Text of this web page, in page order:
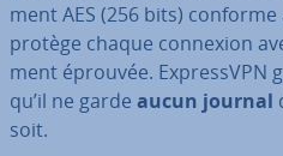
ment AES (256 bits)
protège chaque connexion
ment éprouvée. Ex­pressVPN
qu’il ne garde aucun journal
soit.